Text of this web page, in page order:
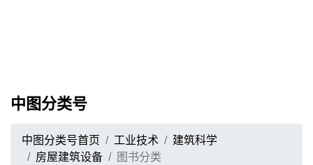
中图分类号
中图分类号首页 工业技术
建筑科学
房屋建筑设备
图书分类